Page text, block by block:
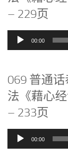
– 229页
器
00:00
069 普通
法《藉心
– 233页
00:00